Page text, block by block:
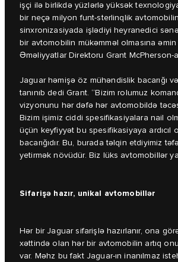
işçi ilə birlikdə yüzlərlə yüksək
bir neçə milyon funt-sterlinqlik
sinxronizasiyada işlədiyi heyranedici
bir avtomobilin mükəmməl olmasına
Əməliyyatlar Direktoru Grant McPherson-
Jaguar həmişə öz mühəndislik bacarığı
tanınıb dedi Grant. “Bizim rolumuz
vizyonunu hər dəfə hər avtomobildə
Bizim işimiz ciddi spesifikasiyalara nail
üçün keyfiyyət bu spesifikasiyaya ardıcıl
bacarığıdır. Bu, burada təlqin etdiyimiz
yetirmək növüdür. Biz lüks avtomobillər
Sifarişə hazır, unikal avtomobillər
Hər bir Jaguar sifarişlə hazırlanır, ona
xəttində olan hər bir avtomobilin artıq
var. Məhz bu fakt Jaguar-ın inanılmaz